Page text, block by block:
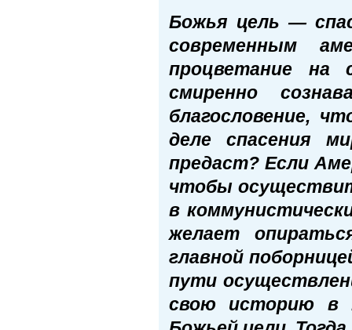
Божья цель —
современным
процветание на
смиренно
благословение,
деле спасения
предаст? Если
чтобы
в
желает
главной
пути
свою историю в